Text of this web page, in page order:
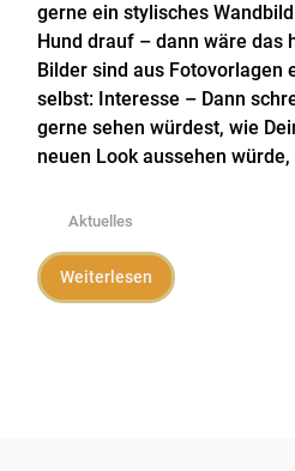
gerne ein stylisches
Hund drauf – dann wäre das
Bilder sind aus Fotovorlagen
selbst: Interesse – Dann
gerne sehen würdest, wie
neuen Look aussehen
Aktuelles
Weiterlesen